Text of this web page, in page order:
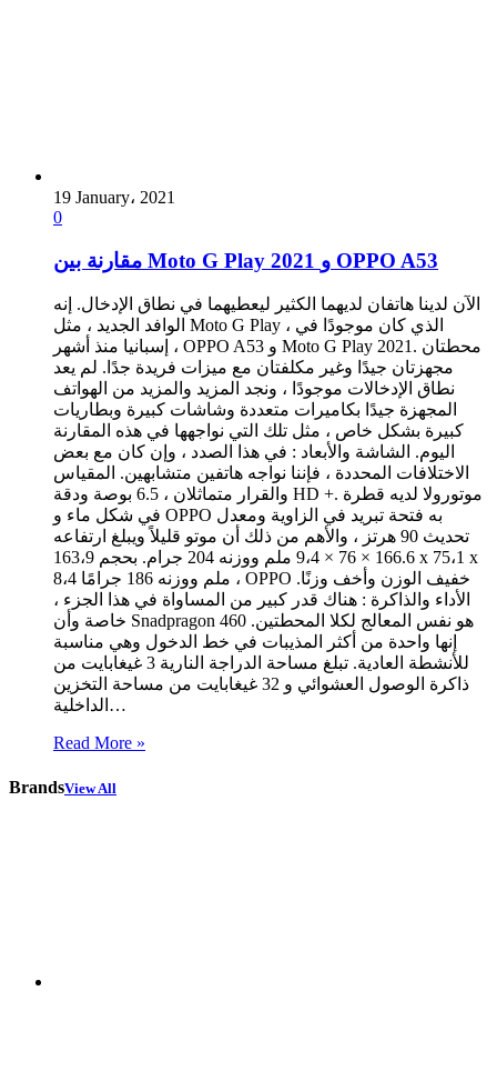
19 January، 2021
0
مقارنة بين Moto G Play 2021 و OPPO A53
الآن لدينا هاتفان لديهما الكثير ليعطيهما في نطاق الإدخال. إنه
الوافد الجديد ، مثل Moto G Play ، الذي كان موجودًا في
إسبانيا منذ أشهر ، OPPO A53 و Moto G Play 2021. محطتان
مجهزتان جيدًا وغير مكلفتان مع ميزات فريدة جدًا. لم يعد
نطاق الإدخالات موجودًا ، ونجد المزيد والمزيد من الهواتف
المجهزة جيدًا بكاميرات متعددة وشاشات كبيرة وبطاريات
كبيرة بشكل خاص ، مثل تلك التي نواجهها في هذه المقارنة
اليوم. الشاشة والأبعاد : في هذا الصدد ، وإن كان مع بعض
الاختلافات المحددة ، فإننا نواجه هاتفين متشابهين. المقياس
والقرار متماثلان ، 6.5 بوصة ودقة HD +. موتورولا لديه قطرة
في شكل ماء و OPPO به فتحة تبريد في الزاوية ومعدل
تحديث 90 هرتز ، والأهم من ذلك أن موتو قليلاً ويبلغ ارتفاعه
166.6 × 76 × 9،4 ملم ووزنه 204 جرام. بحجم 163،9 x 75،1 x
8،4 ملم ووزنه 186 جرامًا ، OPPO خفيف الوزن وأخف وزنًا.
الأداء والذاكرة : هناك قدر كبير من المساواة في هذا الجزء ،
خاصة وأن Snadpragon 460 هو نفس المعالج لكلا المحطتين.
إنها واحدة من أكثر المذيبات في خط الدخول وهي مناسبة
للأنشطة العادية. تبلغ مساحة الدراجة النارية 3 غيغابايت من
ذاكرة الوصول العشوائي و 32 غيغابايت من مساحة التخزين
الداخلية…
Read More »
BrandsView All